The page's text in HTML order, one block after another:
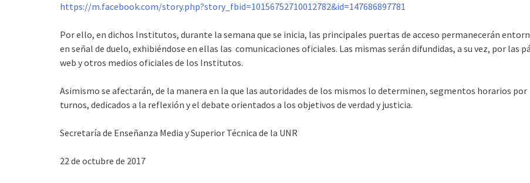
https://m.facebook.com/story.php?story_fbid=10156752710012782&id=147686897781
Por ello, en dichos Institutos, durante la semana que se inicia, las principales puertas de acceso permanecerán
en señal de duelo, exhibiéndose en ellas las comunicaciones oficiales. Las mismas serán difundidas, a su vez, por las
web y otros medios oficiales de los Institutos.
Asimismo se afectarán, de la manera en la que las autoridades de los mismos lo determinen, segmentos horarios por
turnos, dedicados a la reflexión y el debate orientados a los objetivos de verdad y justicia.
Secretaría de Enseñanza Media y Superior Técnica de la UNR
22 de octubre de 2017